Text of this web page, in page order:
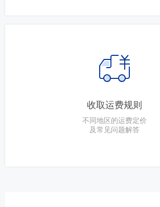
收取运费规则
不同地区的运费定价
及常见问题解答